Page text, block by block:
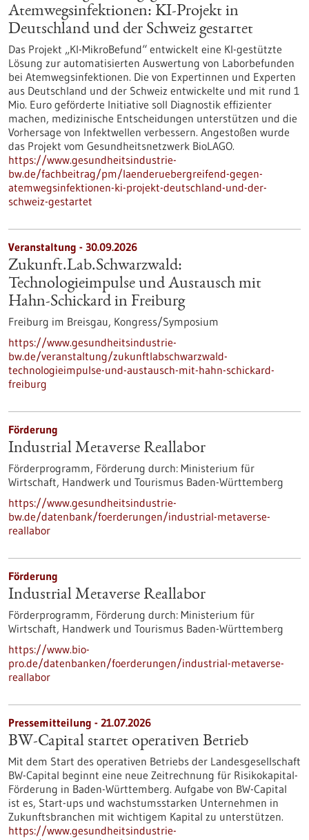
Atemwegsinfektionen: KI-Projekt in
Deutschland und der Schweiz gestartet
Das Projekt „KI-MikroBefund“ entwickelt eine KI-gestützte
Lösung zur automatisierten Auswertung von Laborbefunden
bei Atemwegsinfektionen. Die von Expertinnen und Experten
aus Deutschland und der Schweiz entwickelte und mit rund 1
Mio. Euro geförderte Initiative soll Diagnostik effizienter
machen, medizinische Entscheidungen unterstützen und die
Vorhersage von Infektwellen verbessern. Angestoßen wurde
das Projekt vom Gesundheitsnetzwerk BioLAGO.
https://www.gesundheitsindustrie-
bw.de/fachbeitrag/pm/laenderuebergreifend-gegen-
atemwegsinfektionen-ki-projekt-deutschland-und-der-
schweiz-gestartet
Veranstaltung - 30.09.2026
Zukunft.Lab.Schwarzwald:
Technologieimpulse und Austausch mit
Hahn-Schickard in Freiburg
Freiburg im Breisgau, Kongress/Symposium
https://www.gesundheitsindustrie-
bw.de/veranstaltung/zukunftlabschwarzwald-
technologieimpulse-und-austausch-mit-hahn-schickard-
freiburg
Förderung
Industrial Metaverse Reallabor
Förderprogramm, Förderung durch: Ministerium für
Wirtschaft, Handwerk und Tourismus Baden-Württemberg
https://www.gesundheitsindustrie-
bw.de/datenbank/foerderungen/industrial-metaverse-
reallabor
Förderung
Industrial Metaverse Reallabor
Förderprogramm, Förderung durch: Ministerium für
Wirtschaft, Handwerk und Tourismus Baden-Württemberg
https://www.bio-
pro.de/datenbanken/foerderungen/industrial-metaverse-
reallabor
Pressemitteilung - 21.07.2026
BW-Capital startet operativen Betrieb
Mit dem Start des operativen Betriebs der Landesgesellschaft
BW-Capital beginnt eine neue Zeitrechnung für Risikokapital-
Förderung in Baden-Württemberg. Aufgabe von BW-Capital
ist es, Start-ups und wachstumsstarken Unternehmen in
Zukunftsbranchen mit wichtigem Kapital zu unterstützen.
https://www.gesundheitsindustrie-